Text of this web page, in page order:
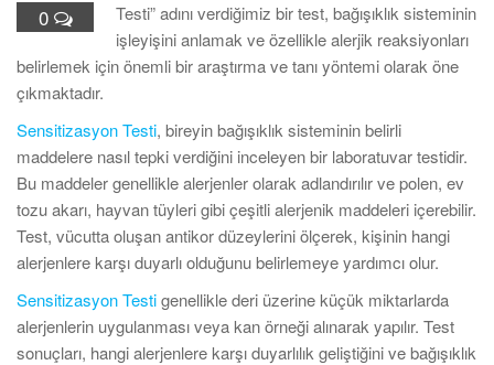
0
Testi” adını verdiğimiz bir test, bağışıklık sisteminin
işleyişini anlamak ve özellikle alerjik reaksiyonları
belirlemek için önemli bir araştırma ve tanı yöntemi olarak öne
çıkmaktadır.
Sensitizasyon Testi, bireyin bağışıklık sisteminin belirli
maddelere nasıl tepki verdiğini inceleyen bir laboratuvar testidir.
Bu maddeler genellikle alerjenler olarak adlandırılır ve polen, ev
tozu akarı, hayvan tüyleri gibi çeşitli alerjenik maddeleri içerebilir.
Test, vücutta oluşan antikor düzeylerini ölçerek, kişinin hangi
alerjenlere karşı duyarlı olduğunu belirlemeye yardımcı olur.
Sensitizasyon Testigenellikle deri üzerine küçük miktarlarda
alerjenlerin uygulanması veya kan örneği alınarak yapılır. Test
sonuçları, hangi alerjenlere karşı duyarlılık geliştiğini ve bağışıklık